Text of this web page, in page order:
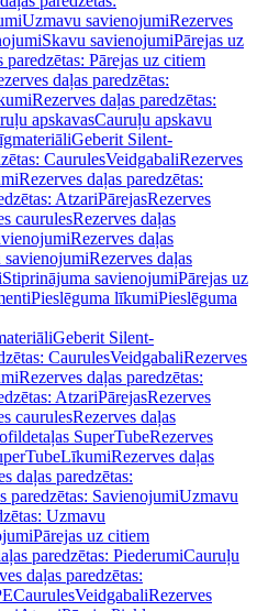
Uzmavu savienojumiRezerves
Skavu savienojumiPārejas uz
paredzētas: Pārejas uz citiem
daļas paredzētas:
Rezerves daļas paredzētas:
apskavasCauruļu apskavu
Geberit Silent-
CaurulesVeidgabaliRezerves
Rezerves daļas paredzētas:
AtzariPārejasRezerves
caurulesRezerves daļas
Rezerves daļas
savienojumiRezerves daļas
Stiprinājuma savienojumiPārejas uz
Pieslēguma līkumiPieslēguma
Geberit Silent-
CaurulesVeidgabaliRezerves
Rezerves daļas paredzētas:
AtzariPārejasRezerves
caurulesRezerves daļas
SuperTubeRezerves
LīkumiRezerves daļas
daļas paredzētas:
paredzētas: SavienojumiUzmavu
Uzmavu
Pārejas uz citiem
paredzētas: PiederumiCauruļu
daļas paredzētas:
CaurulesVeidgabaliRezerves